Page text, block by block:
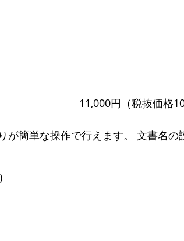
11,000円（税抜価格
が簡単な操作で行えます。 文書名の